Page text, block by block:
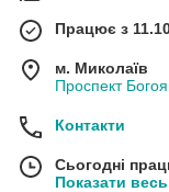
Працює з
м. Миколаїв
Проспект
Контакти
Сьогодні
Показати